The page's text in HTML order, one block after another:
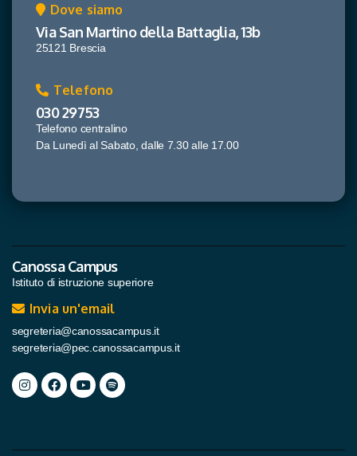
Dove siamo
Via San Martino della Battaglia, 13b
25121 Brescia
Telefono
030 29753
Telefono centralino
Da Lunedì al Sabato, dalle 7.30 alle 17.00
Canossa Campus
Istituto di istruzione superiore
Invia un'email
segreteria@canossacampus.it
segreteria@pec.canossacampus.it